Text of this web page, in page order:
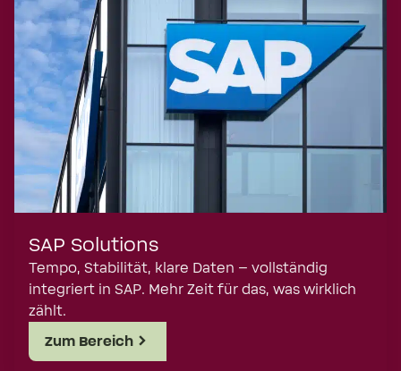
SAP Solutions
Tempo, Stabilität, klare Daten – vollständig
integriert in SAP. Mehr Zeit für das, was wirklich
zählt.
Zum Bereich